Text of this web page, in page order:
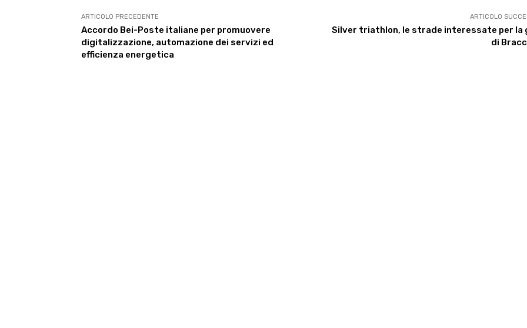
ARTICOLO PRECEDENTE
Accordo Bei-Poste italiane per promuovere
digitalizzazione, automazione dei servizi ed
efficienza energetica
ARTICOLO
Silver triathlon, le strade interessate per la
di